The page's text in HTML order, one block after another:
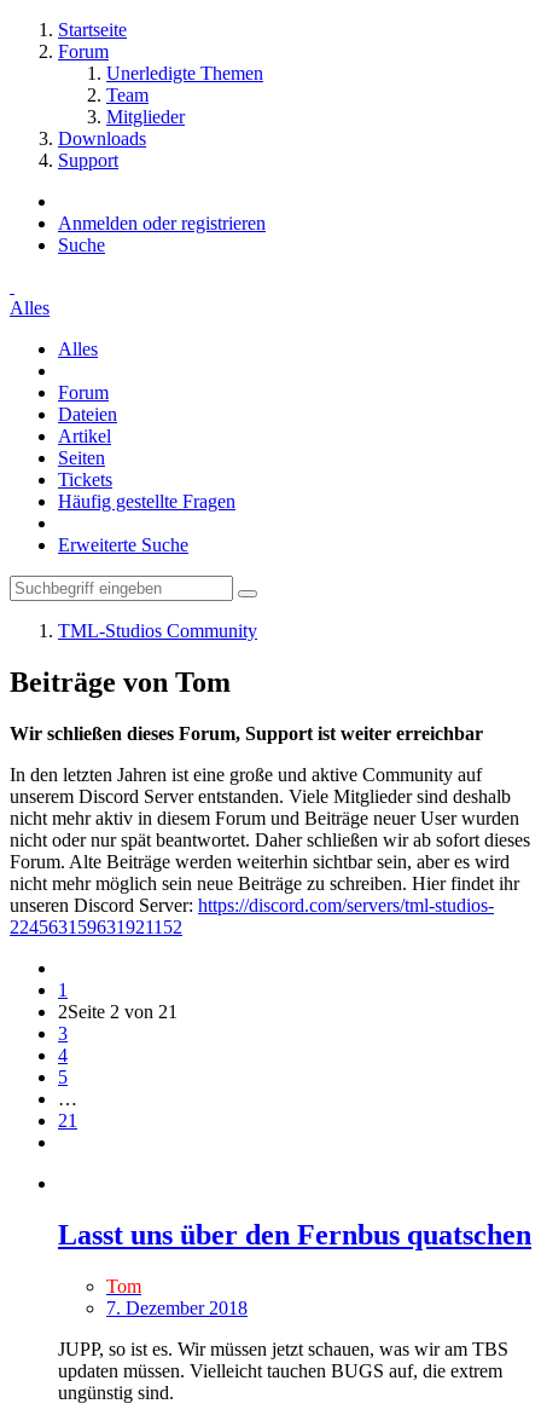
Startseite
Forum
Unerledigte Themen
Team
Mitglieder
Downloads
Support
Anmelden oder registrieren
Suche
Alles
Alles
Forum
Dateien
Artikel
Seiten
Tickets
Häufig gestellte Fragen
Erweiterte Suche
TML-Studios Community
Beiträge von Tom
Wir schließen dieses Forum, Support ist weiter erreichbar
In den letzten Jahren ist eine große und aktive Community auf
unserem Discord Server entstanden. Viele Mitglieder sind deshalb
nicht mehr aktiv in diesem Forum und Beiträge neuer User wurden
nicht oder nur spät beantwortet. Daher schließen wir ab sofort dieses
Forum. Alte Beiträge werden weiterhin sichtbar sein, aber es wird
nicht mehr möglich sein neue Beiträge zu schreiben. Hier findet ihr
unseren Discord Server: https://discord.com/servers/tml-studios-
224563159631921152
1
2Seite 2 von 21
3
4
5
…
21
Lasst uns über den Fernbus quatschen
Tom
7. Dezember 2018
JUPP, so ist es. Wir müssen jetzt schauen, was wir am TBS
updaten müssen. Vielleicht tauchen BUGS auf, die extrem
ungünstig sind.